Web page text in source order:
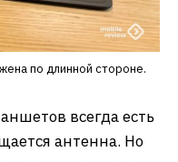
по длинной стороне.
всегда есть
антенна. Но